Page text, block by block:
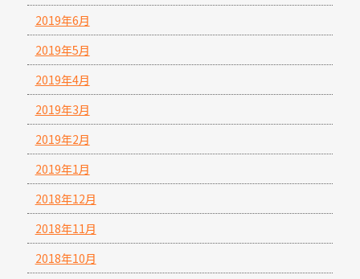
2019年6月
2019年5月
2019年4月
2019年3月
2019年2月
2019年1月
2018年12月
2018年11月
2018年10月